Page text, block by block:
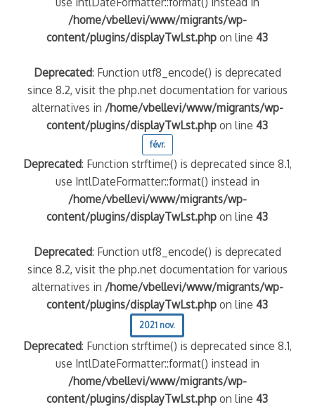
/home/vbellevi/www/migrants/wp-
content/plugins/displayTwLst.php on line43
Deprecated: Function utf8_encode() is deprecated
since 8.2, visit the php.net documentation for various
alternatives in /home/vbellevi/www/migrants/wp-
content/plugins/displayTwLst.php on line43
févr.
Deprecated: Function strftime() is deprecated since 8.1,
use IntlDateFormatter::format() instead in
/home/vbellevi/www/migrants/wp-
content/plugins/displayTwLst.php on line43
Deprecated: Function utf8_encode() is deprecated
since 8.2, visit the php.net documentation for various
alternatives in /home/vbellevi/www/migrants/wp-
content/plugins/displayTwLst.php on line43
2021 nov.
Deprecated: Function strftime() is deprecated since 8.1,
use IntlDateFormatter::format() instead in
/home/vbellevi/www/migrants/wp-
content/plugins/displayTwLst.php on line43